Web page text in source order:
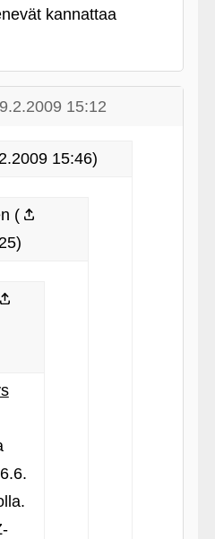
kannattaa
15:12
15:46)
(